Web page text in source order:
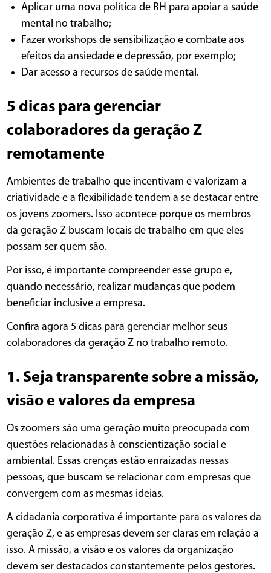
Aplicar uma nova política de RH para apoiar a saúde
mental no trabalho;
Fazer workshops de sensibilização e combate aos
efeitos da ansiedade e depressão, por exemplo;
Dar acesso a recursos de saúde mental.
5 dicas para gerenciar
colaboradores da geração Z
remotamente
Ambientes de trabalho que incentivam e valorizam a
criatividade e a flexibilidade tendem a se destacar entre
os jovens zoomers. Isso acontece porque os membros
da geração Z buscam locais de trabalho em que eles
possam ser quem são.
Por isso, é importante compreender esse grupo e,
quando necessário, realizar mudanças que podem
beneficiar inclusive a empresa.
Confira agora 5 dicas para gerenciar melhor seus
colaboradores da geração Z no trabalho remoto.
1. Seja transparente sobre a missão,
visão e valores da empresa
Os zoomers são uma geração muito preocupada com
questões relacionadas à conscientização social e
ambiental. Essas crenças estão enraizadas nessas
pessoas, que buscam se relacionar com empresas que
convergem com as mesmas ideias.
A cidadania corporativa é importante para os valores da
geração Z, e as empresas devem ser claras em relação a
isso. A missão, a visão e os valores da organização
devem ser destacados constantemente pelos gestores.